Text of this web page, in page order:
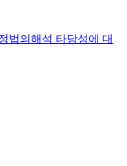
법의해석 타당성에 대